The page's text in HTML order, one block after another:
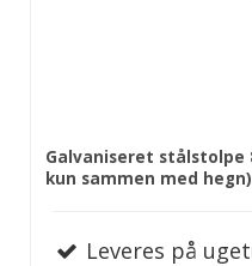
Galvaniseret stålstolpe
kun sammen med hegn)
Leveres på